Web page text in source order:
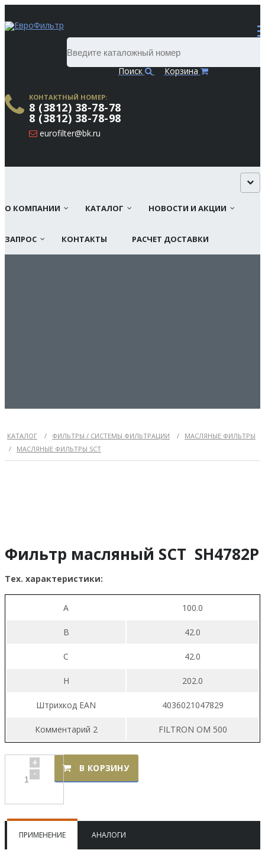
Поиск Корзина
КОНТАКТНЫЙ НОМЕР:
8 (3812) 38-78-78
8 (3812) 38-78-98
eurofilter@bk.ru
О КОМПАНИИ КАТАЛОГ НОВОСТИ И АКЦИИ
ЗАПРОС КОНТАКТЫ РАСЧЕТ ДОСТАВКИ
КАТАЛОГ / ФИЛЬТРЫ / СИСТЕМЫ ФИЛЬТРАЦИИ / МАСЛЯНЫЕ ФИЛЬТРЫ
/ МАСЛЯНЫЕ ФИЛЬТРЫ SCT
Фильтр масляный SCT SH4782P
Тех. характеристики:
A 100.0
B 42.0
C 42.0
H 202.0
Штрихкод EAN 4036021047829
Комментарий 2 FILTRON OM 500
+
- В КОРЗИНУ
ПРИМЕНЕНИЕ АНАЛОГИ